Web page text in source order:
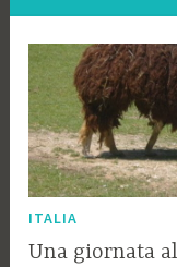
ITALIA
Una giornata